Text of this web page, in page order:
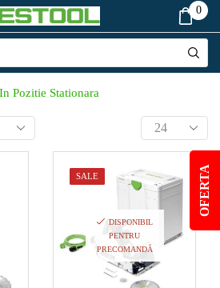
0
Pozitie Stationara
SALE
DISPONIBIL
PENTRU
PRECOMANDĂ
OFERTA